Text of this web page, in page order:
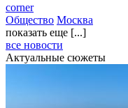
corner
Общество Москва
показать еще [...]
все новости
Актуальные сюжеты